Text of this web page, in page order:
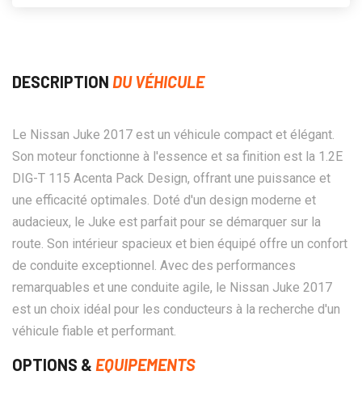
DESCRIPTION DU VÉHICULE
Le Nissan Juke 2017 est un véhicule compact et élégant.
Son moteur fonctionne à l'essence et sa finition est la 1.2E
DIG-T 115 Acenta Pack Design, offrant une puissance et
une efficacité optimales. Doté d'un design moderne et
audacieux, le Juke est parfait pour se démarquer sur la
route. Son intérieur spacieux et bien équipé offre un confort
de conduite exceptionnel. Avec des performances
remarquables et une conduite agile, le Nissan Juke 2017
est un choix idéal pour les conducteurs à la recherche d'un
véhicule fiable et performant.
OPTIONS & EQUIPEMENTS